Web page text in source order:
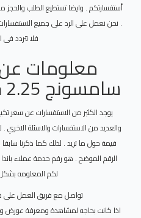
أستفسارتكم . وايضا تستطيع الطلب والحجز
. نحن نعمل على الرد على جميع
فلا تتردد فى
معلومات
سامسونج 2.25 حصان بارد فقط
والعديد من الاستفسارات والاسئلة
قيمة حول ما تريد . لذلك كما ذكرنا
الرقم الموضح . هو رقم حدمة عملاء
لكم المعلومه
تواصل مع فريق العمل على
اذا كانت بحاجه لمشاهدة ومعرفة عورض